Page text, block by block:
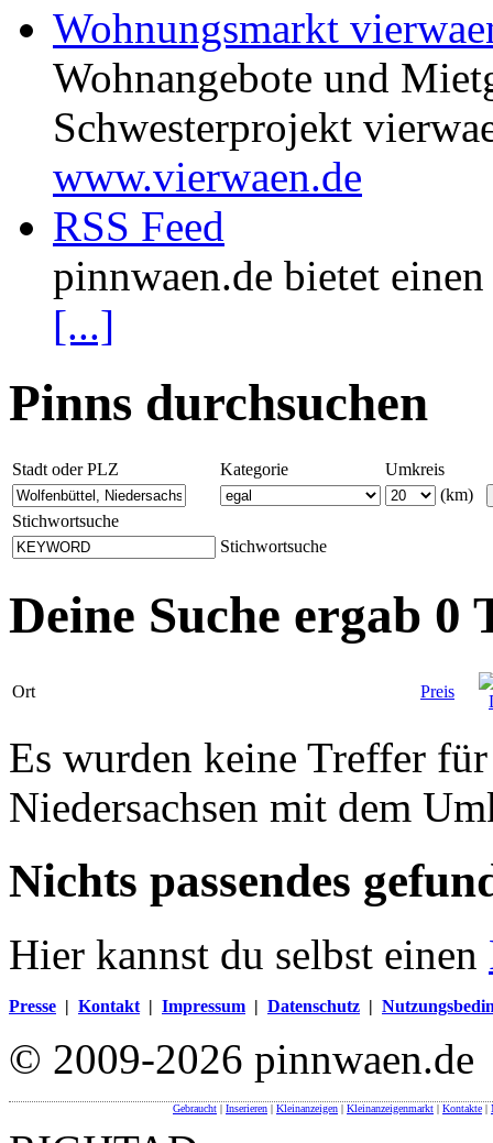
Wohnungsmarkt
Wohnangebote und
Schwesterprojekt
www.vierwaen.de
RSS Feed
pinnwaen.de bietet
[...]
Pinns durchsuchen
Stadt oder PLZ Kategorie
Umkreis
(km)
Stichwortsuche
Stichwortsuche
Deine Suche ergab 0
Ort Preis
Es wurden keine Treffer
Niedersachsen mit dem
Nichts passendes
Hier kannst du selbst einen
Presse | Kontakt | Impressum | Datenschutz |
© 2009-2026 pinnwaen.de
Gebraucht | Inserieren | Kleinanzeigen | Kleinanzeigenmarkt | Kontakte |